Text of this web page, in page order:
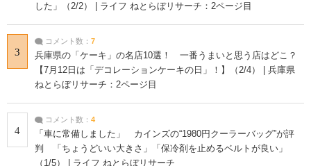
した」（2/2） | ライフ ねとらぼリサーチ：2ページ目
3
コメント数： 7
兵庫県の「ケーキ」の名店10選！ 一番うまいと思う店はどこ？
【7月12日は「デコレーションケーキの日」！】（2/4） | 兵庫県
ねとらぼリサーチ：2ページ目
4
コメント数： 4
「車に常備しました」 カインズの“1980円クーラーバッグ”が評
判 「ちょうどいい大きさ」「保冷剤を止めるベルトが良い」
（1/5） | ライフ ねとらぼリサーチ